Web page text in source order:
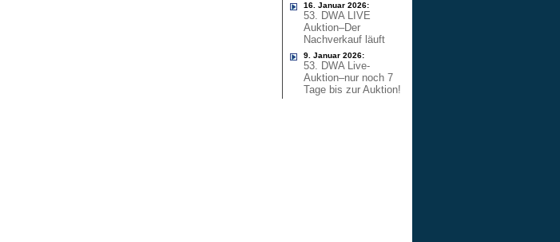
16. Januar 2026:
53. DWA LIVE
Auktion–Der
Nachverkauf läuft
9. Januar 2026:
53. DWA Live-
Auktion–nur noch 7
Tage bis zur Auktion!